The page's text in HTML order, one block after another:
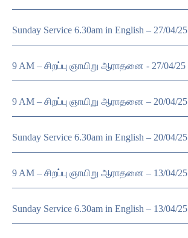
Sunday Service 6.30am in English – 27/04/25
9 AM – சிறப்பு ஞாயிறு ஆராதனை - 27/04/25
9 AM – சிறப்பு ஞாயிறு ஆராதனை – 20/04/25
Sunday Service 6.30am in English – 20/04/25
9 AM – சிறப்பு ஞாயிறு ஆராதனை – 13/04/25
Sunday Service 6.30am in English – 13/04/25